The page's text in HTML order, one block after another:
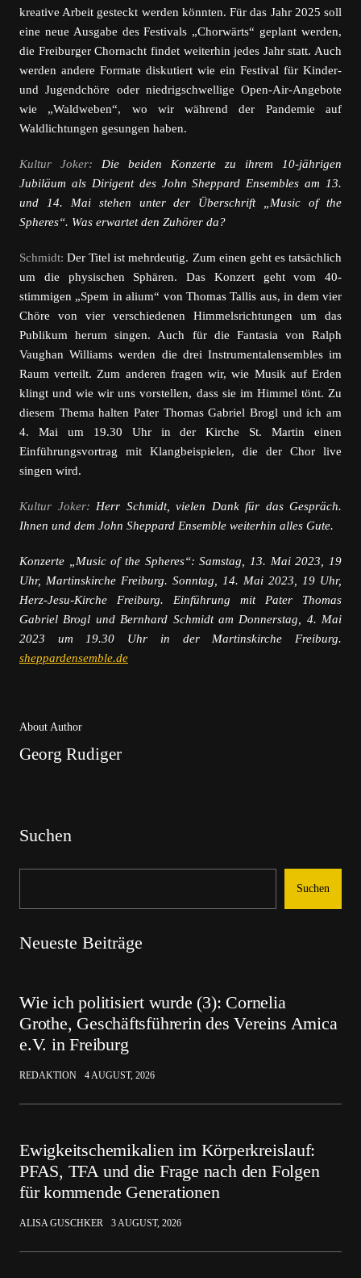
kreative Arbeit gesteckt werden könnten. Für das Jahr 2025 soll
eine neue Ausgabe des Festivals „Chorwärts“ geplant werden,
die Freiburger Chornacht findet weiterhin jedes Jahr statt. Auch
werden andere Formate diskutiert wie ein Festival für Kinder-
und Jugendchöre oder niedrigschwellige Open-Air-Angebote
wie „Waldweben“, wo wir während der Pandemie auf
Waldlichtungen gesungen haben.
Kultur Joker: Die beiden Konzerte zu ihrem 10-jährigen
Jubiläum als Dirigent des John Sheppard Ensembles am 13.
und 14. Mai stehen unter der Überschrift „Music of the
Spheres“. Was erwartet den Zuhörer da?
Schmidt: Der Titel ist mehrdeutig. Zum einen geht es tatsächlich
um die physischen Sphären. Das Konzert geht vom 40-
stimmigen „Spem in alium“ von Thomas Tallis aus, in dem vier
Chöre von vier verschiedenen Himmelsrichtungen um das
Publikum herum singen. Auch für die Fantasia von Ralph
Vaughan Williams werden die drei Instrumentalensembles im
Raum verteilt. Zum anderen fragen wir, wie Musik auf Erden
klingt und wie wir uns vorstellen, dass sie im Himmel tönt. Zu
diesem Thema halten Pater Thomas Gabriel Brogl und ich am
4. Mai um 19.30 Uhr in der Kirche St. Martin einen
Einführungsvortrag mit Klangbeispielen, die der Chor live
singen wird.
Kultur Joker: Herr Schmidt, vielen Dank für das Gespräch.
Ihnen und dem John Sheppard Ensemble weiterhin alles Gute.
Konzerte „Music of the Spheres“: Samstag, 13. Mai 2023, 19
Uhr, Martinskirche Freiburg. Sonntag, 14. Mai 2023, 19 Uhr,
Herz-Jesu-Kirche Freiburg. Einführung mit Pater Thomas
Gabriel Brogl und Bernhard Schmidt am Donnerstag, 4. Mai
2023 um 19.30 Uhr in der Martinskirche Freiburg.
sheppardensemble.de
About Author
Georg Rudiger
Suchen
Suchen
Neueste Beiträge
Wie ich politisiert wurde (3): Cornelia
Grothe, Geschäftsführerin des Vereins Amica
e.V. in Freiburg
REDAKTION 4 AUGUST, 2026
Ewigkeitschemikalien im Körperkreislauf:
PFAS, TFA und die Frage nach den Folgen
für kommende Generationen
ALISA GUSCHKER 3 AUGUST, 2026